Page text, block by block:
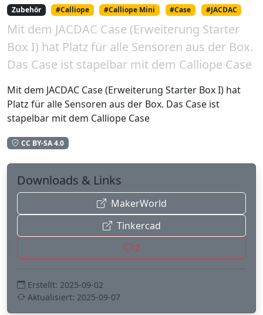
Zubehör #Calliope #Calliope Mini #Case #JACDAC
Mit dem JACDAC Case (Erweiterung Starter
Box I) hat Platz für alle Sensoren aus der Box.
Das Case ist stapelbar mit dem Calliope Case
Mit dem JACDAC Case (Erweiterung Starter Box I) hat
Platz für alle Sensoren aus der Box. Das Case ist
stapelbar mit dem Calliope Case
CC BY-SA 4.0
Downloads & Links
MakerWorld
Tinkercad
2
Erstellt: 2025-09-02
Aktualisiert: 2025-09-07